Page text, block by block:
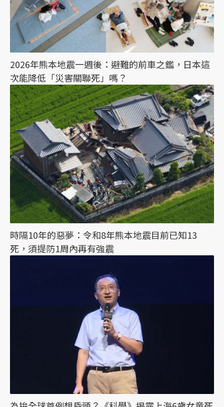
2026年熊本地震一週後：避難的前車之鑑，日本這
次能降低「災害關聯死」嗎？
時隔10年的惡夢：令和8年熊本地震目前已知13
死，須提防1周內再有強震